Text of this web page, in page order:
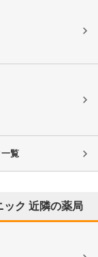
覧
ック 近隣の薬局